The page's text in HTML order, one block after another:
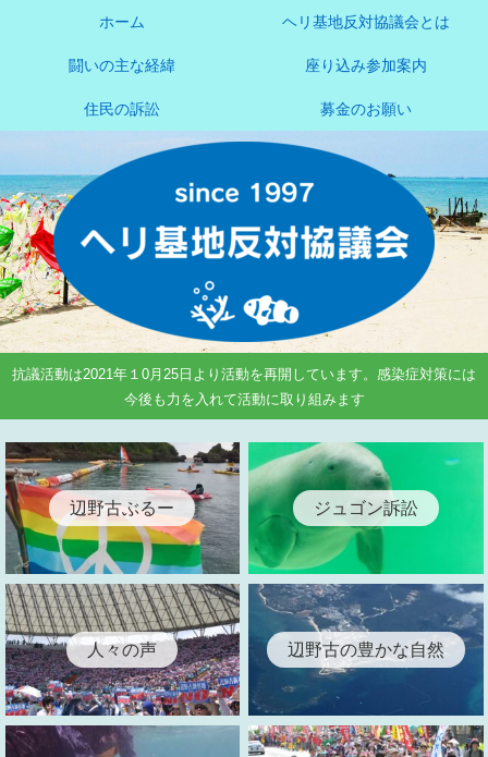
ホーム ヘリ基地反対協議会とは
闘いの主な経緯 座り込み参加案内
住民の訴訟 募金のお願い
抗議活動は2021年１0月25日より活動を再開しています。感染症対策には
今後も力を入れて活動に取り組みます
辺野古ぶるー ジュゴン訴訟
人々の声 辺野古の豊かな自然